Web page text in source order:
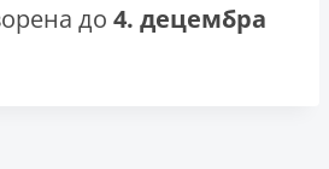
до 4. децембра